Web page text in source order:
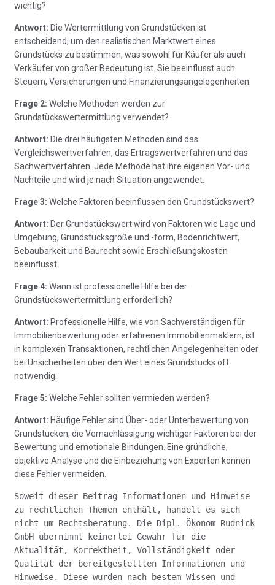
wichtig?
Antwort: Die Wertermittlung von Grundstücken ist
entscheidend, um den realistischen Marktwert eines
Grundstücks zu bestimmen, was sowohl für Käufer als auch
Verkäufer von großer Bedeutung ist. Sie beeinflusst auch
Steuern, Versicherungen und Finanzierungsangelegenheiten.
Frage 2: Welche Methoden werden zur
Grundstückswertermittlung verwendet?
Antwort: Die drei häufigsten Methoden sind das
Vergleichswertverfahren, das Ertragswertverfahren und das
Sachwertverfahren. Jede Methode hat ihre eigenen Vor- und
Nachteile und wird je nach Situation angewendet.
Frage 3: Welche Faktoren beeinflussen den Grundstückswert?
Antwort: Der Grundstückswert wird von Faktoren wie Lage und
Umgebung, Grundstücksgröße und -form, Bodenrichtwert,
Bebaubarkeit und Baurecht sowie Erschließungskosten
beeinflusst.
Frage 4: Wann ist professionelle Hilfe bei der
Grundstückswertermittlung erforderlich?
Antwort: Professionelle Hilfe, wie von Sachverständigen für
Immobilienbewertung oder erfahrenen Immobilienmaklern, ist
in komplexen Transaktionen, rechtlichen Angelegenheiten oder
bei Unsicherheiten über den Wert eines Grundstücks oft
notwendig.
Frage 5: Welche Fehler sollten vermieden werden?
Antwort: Häufige Fehler sind Über- oder Unterbewertung von
Grundstücken, die Vernachlässigung wichtiger Faktoren bei der
Bewertung und emotionale Bindungen. Eine gründliche,
objektive Analyse und die Einbeziehung von Experten können
diese Fehler vermeiden.
Soweit dieser Beitrag Informationen und Hinweise
zu rechtlichen Themen enthält, handelt es sich
nicht um Rechtsberatung. Die Dipl.-Ökonom Rudnick
GmbH übernimmt keinerlei Gewähr für die
Aktualität, Korrektheit, Vollständigkeit oder
Qualität der bereitgestellten Informationen und
Hinweise. Diese wurden nach bestem Wissen und